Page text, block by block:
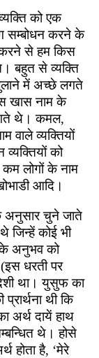
को एक
सम्बोधन करने के
करने से हम किस
बहुत से व्यक्ति
में अच्छे लगते
खास नाम के
थे। कमल,
वाले व्यक्तियों
व्यक्तियों को
लोगों के नाम
आदि।
अनुसार चुने जाते
जिन्हें कोई भी
के अनुभव को
धरती पर
था। युसुफ का
थी कि
अर्थ दायें हाथ
थे। होसे
होता है, ‘मेरे